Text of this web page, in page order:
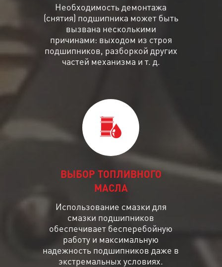
Необходимость демонтажа
(снятия) подшипника может быть
вызвана несколькими
причинами: выходом из строя
подшипников, разборкой других
частей механизма и т. д.
ВЫБОР ТОПЛИВНОГО
МАСЛА
Использование смазки для
смазки подшипников
обеспечивает бесперебойную
работу и максимальную
надежность подшипников даже в
экстремальных условиях.